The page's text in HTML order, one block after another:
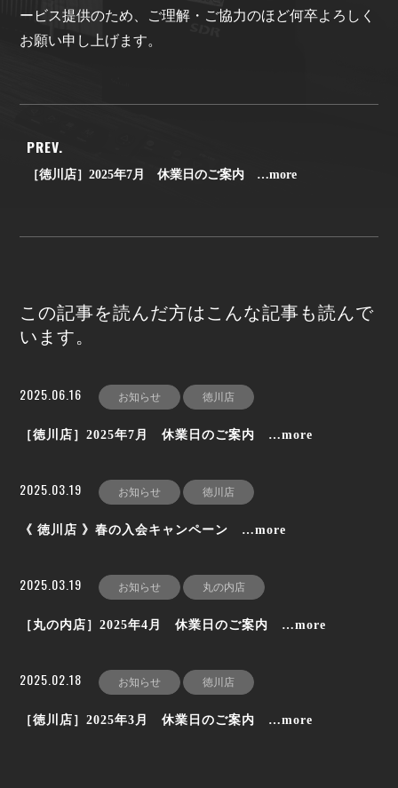
ービス提供のため、ご理解・ご協力のほど何卒よろしく
お願い申し上げます。
PREV.
［徳川店］2025年7月 休業日のご案内 …more
この記事を読んだ方はこんな記事も読んで
います。
2025.06.16 お知らせ 徳川店
［徳川店］2025年7月 休業日のご案内 …more
2025.03.19 お知らせ 徳川店
《 徳川店 》春の入会キャンペーン …more
2025.03.19 お知らせ 丸の内店
［丸の内店］2025年4月 休業日のご案内 …more
2025.02.18 お知らせ 徳川店
［徳川店］2025年3月 休業日のご案内 …more